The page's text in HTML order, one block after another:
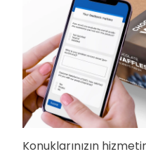
Konuklarınızın